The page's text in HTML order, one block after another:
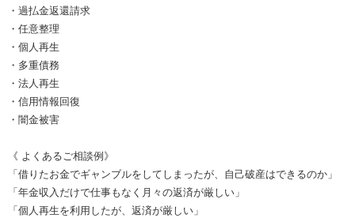
・過払金返還請求
・任意整理
・個人再生
・多重債務
・法人再生
・信用情報回復
・闇金被害
《 よくあるご相談例》
「借りたお金でギャンブルをしてしまったが、自己破産はできるのか」
「年金収入だけで仕事もなく月々の返済が厳しい」
「個人再生を利用したが、返済が厳しい」